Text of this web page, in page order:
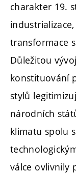
charakter 19.
transformace
Důležitou
konstituování
stylů
národních
klimatu spolu
válce ovlivnily